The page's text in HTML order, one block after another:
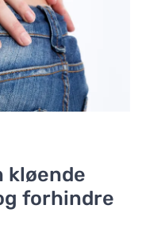
kløende
forhindre